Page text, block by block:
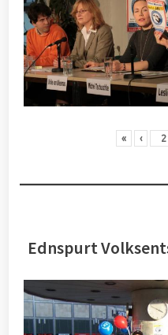
« ‹
Ednspurt